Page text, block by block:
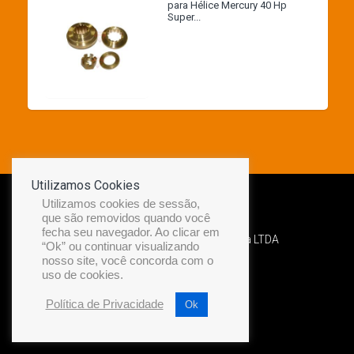
para Hélice Mercury 40 Hp
Super...
Desenvolvido por Diamond Náutica LTDA
Utilizamos Cookies
Utilizamos cookies de sessão,
que são removidos quando você
fecha seu navegador. Ao clicar em
“Ok” ou continuar visualizando
nosso site, você concorda com o
uso de cookies.
Política de Privacidade Ok